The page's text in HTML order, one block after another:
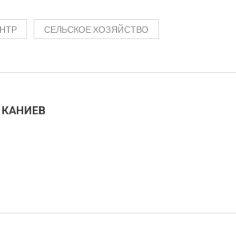
СЕЛЬСКОЕ ХОЗЯЙСТВО